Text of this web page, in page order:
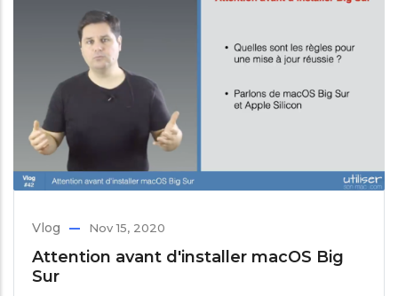
Vlog Nov 15, 2020
Attention avant d'installer macOS Big
Sur